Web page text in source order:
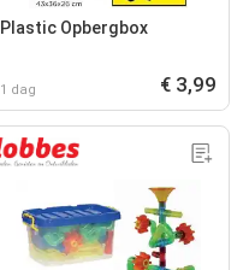
Plastic Opbergbox
1 dag € 3,99